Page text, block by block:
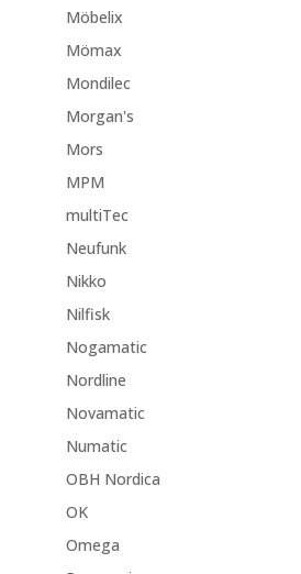
Möbelix
Mömax
Mondilec
Morgan's
Mors
MPM
multiTec
Neufunk
Nikko
Nilfisk
Nogamatic
Nordline
Novamatic
Numatic
OBH Nordica
OK
Omega